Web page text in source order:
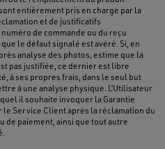
entièrement pris en charge par la
et de justificatifs
de commande ou du reçu
le défaut signalé est avéré. Si, en
analyse des photos, estime que la
pas justifiée, ce dernier est libre
à ses propres frais, dans le seul but
à une analyse physique. L’Utilisateur
il souhaite invoquer la Garantie
Service Client après la réclamation du
de paiement, ainsi que tout autre